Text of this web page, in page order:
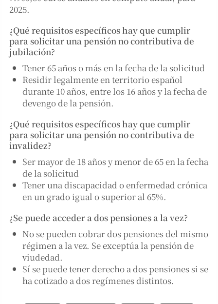
2025.
¿Qué requisitos específicos hay que cumplir
para solicitar una pensión no contributiva de
jubilación?
Tener 65 años o más en la fecha de la solicitud
Residir legalmente en territorio español
durante 10 años, entre los 16 años y la fecha de
devengo de la pensión.
¿Qué requisitos específicos hay que cumplir
para solicitar una pensión no contributiva de
invalidez?
Ser mayor de 18 años y menor de 65 en la fecha
de la solicitud
Tener una discapacidad o enfermedad crónica
en un grado igual o superior al 65%.
¿Se puede acceder a dos pensiones a la vez?
No se pueden cobrar dos pensiones del mismo
régimen a la vez. Se exceptúa la pensión de
viudedad.
Sí se puede tener derecho a dos pensiones si se
ha cotizado a dos regímenes distintos.